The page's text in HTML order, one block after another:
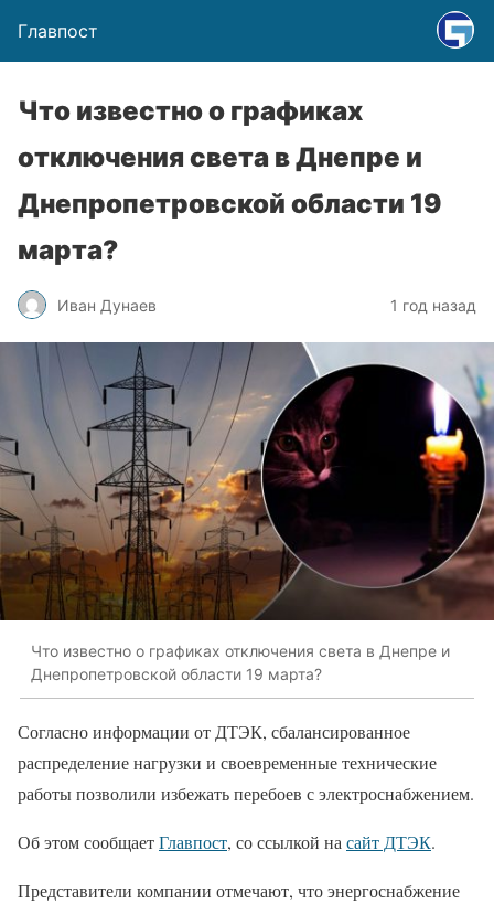
Главпост
Что известно о графиках
отключения света в Днепре и
Днепропетровской области 19
марта?
Иван Дунаев 1 год назад
Что известно о графиках отключения света в Днепре и
Днепропетровской области 19 марта?
Согласно информации от ДТЭК, сбалансированное
распределение нагрузки и своевременные технические
работы позволили избежать перебоев с электроснабжением.
Об этом сообщаетГлавпост, со ссылкой на сайт ДТЭК.
Представители компании отмечают, что энергоснабжение